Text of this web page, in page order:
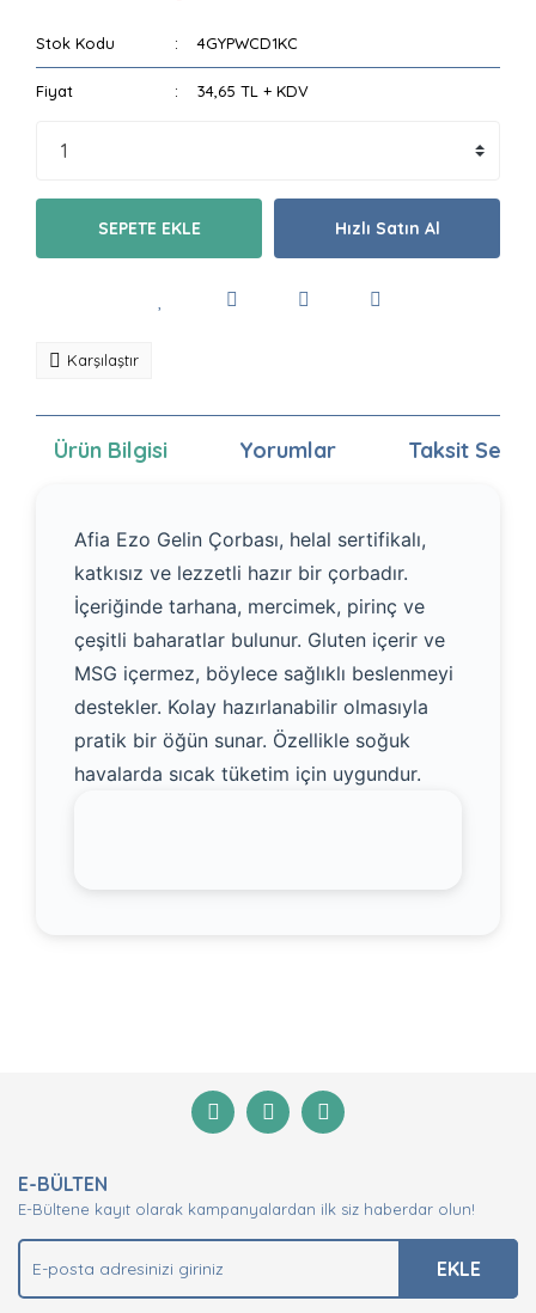
Stok Kodu 4GYPWCD1KC
Fiyat 34,65 TL + KDV
SEPETE EKLE Hızlı Satın Al
Karşılaştır
Ürün Bilgisi Yorumlar Taksit
Afia Ezo Gelin Çorbası, helal sertifikalı,
katkısız ve lezzetli hazır bir çorbadır.
İçeriğinde tarhana, mercimek, pirinç ve
çeşitli baharatlar bulunur. Gluten içerir ve
MSG içermez, böylece sağlıklı beslenmeyi
destekler. Kolay hazırlanabilir olmasıyla
pratik bir öğün sunar. Özellikle soğuk
havalarda sıcak tüketim için uygundur.
Ürün resmi kalitesiz, bozuk veya
görüntülenemiyor.
Ürün fiyatı diğer sitelerden daha pahalı.
Bu ürüne benzer farklı alternatifler olmalı.
E-BÜLTEN
E-Bültene kayıt olarak kampanyalardan ilk siz haberdar olun!
EKLE